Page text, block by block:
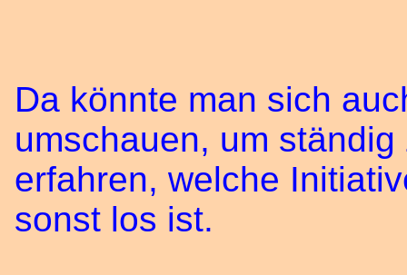
Da könnte man sich
umschauen, um ständig
erfahren, welche
sonst los ist.